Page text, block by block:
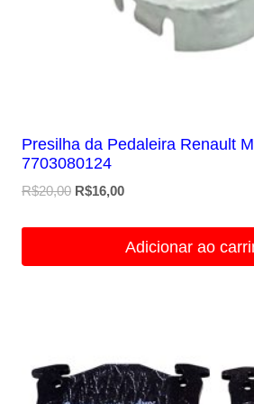
Presilha da Pedaleira Renault
7703080124
R$20,00 O
R$16,00O
é:
Adicionar ao